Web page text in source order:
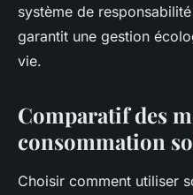
système de
garantit une gestion
vie.
Comparatif des
consommation
Choisir comment utiliser